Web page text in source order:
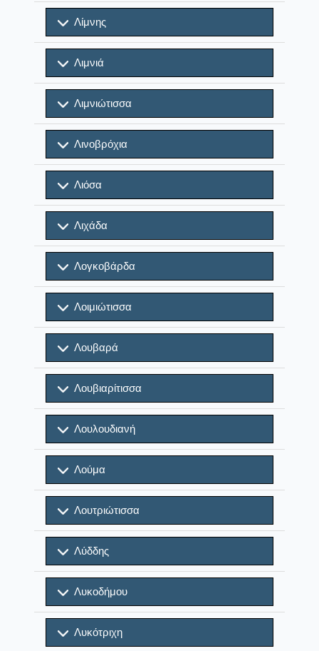
Λίμνης
Λιμνιά
Λιμνιώτισσα
Λινοβρόχια
Λιόσα
Λιχάδα
Λογκοβάρδα
Λοιμιώτισσα
Λουβαρά
Λουβιαρίτισσα
Λουλουδιανή
Λούμα
Λουτριώτισσα
Λύδδης
Λυκοδήμου
Λυκότριχη